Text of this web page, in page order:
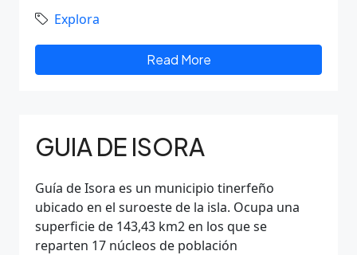
Explora
Read More
GUIA DE ISORA
Guía de Isora es un municipio tinerfeño
ubicado en el suroeste de la isla. Ocupa una
superficie de 143,43 km2 en los que se
reparten 17 núcleos de población